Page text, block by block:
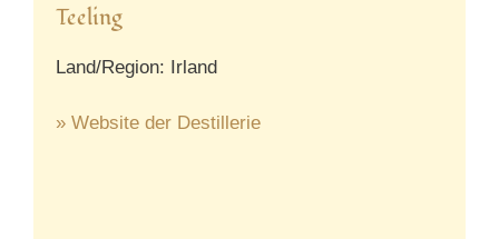
Teeling
Land/Region: Irland
» Website der Destillerie